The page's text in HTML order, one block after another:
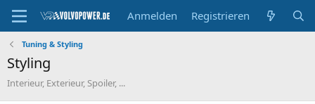
Anmelden Registrieren
Tuning & Styling
Styling
Interieur, Exterieur, Spoiler, ...